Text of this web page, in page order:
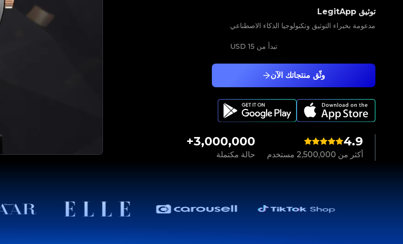
4.9
أكثر من 2,500,000 مستخدم
3,000,000+
حالة مكتملة
وثّق منتجاتك الآن
توثيق LegitApp
مدعومة بخبراء التوثيق وتكنولوجيا الذكاء الاصطناعي
تبدأ من 15 USD